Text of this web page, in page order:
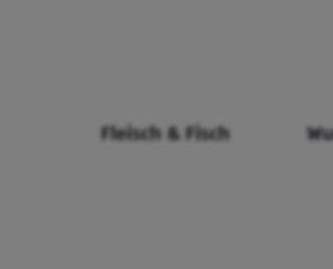
Fleisch & Fisch